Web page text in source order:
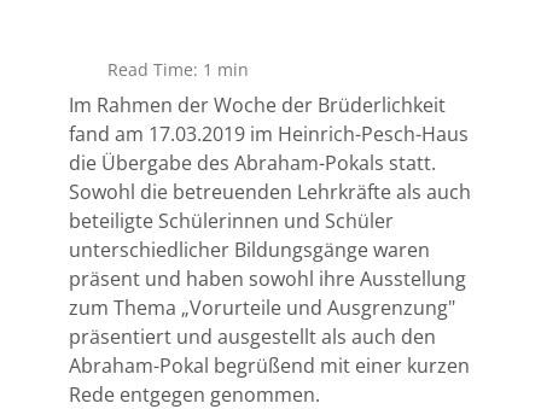
Read Time: 1 min
Im Rahmen der Woche der Brüderlichkeit
fand am 17.03.2019 im Heinrich-Pesch-Haus
die Übergabe des Abraham-Pokals statt.
Sowohl die betreuenden Lehrkräfte als auch
beteiligte Schülerinnen und Schüler
unterschiedlicher Bildungsgänge waren
präsent und haben sowohl ihre Ausstellung
zum Thema „Vorurteile und Ausgrenzung"
präsentiert und ausgestellt als auch den
Abraham-Pokal begrüßend mit einer kurzen
Rede entgegen genommen.